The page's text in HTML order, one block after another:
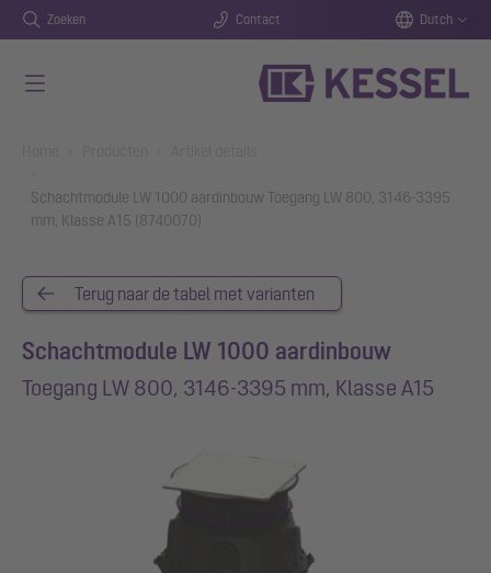
Zoeken Contact Dutch
Schachtmodule LW 1000 aardinbouw Toegang LW 800, 3146-3395
mm, Klasse A15 (8740070)
Terug naar de tabel met varianten
Schachtmodule LW 1000 aardinbouw
Toegang LW 800, 3146-3395 mm, Klasse A15